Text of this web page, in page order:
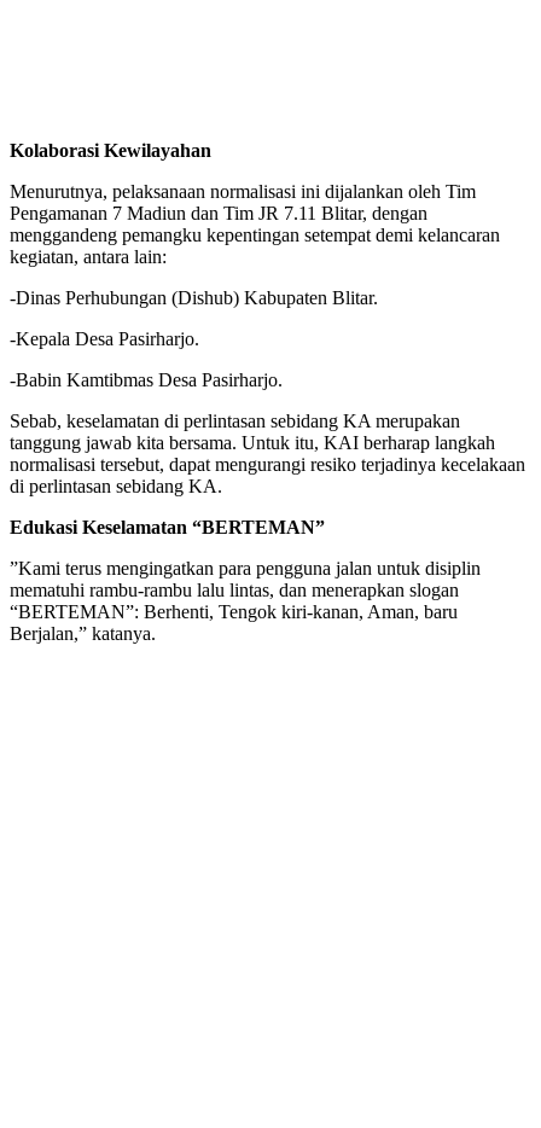
Kolaborasi Kewilayahan
‎Menurutnya, pelaksanaan normalisasi ini dijalankan oleh Tim
Pengamanan 7 Madiun dan Tim JR 7.11 Blitar, dengan
menggandeng pemangku kepentingan setempat demi kelancaran
kegiatan, antara lain:
‎-Dinas Perhubungan (Dishub) Kabupaten Blitar.
‎-Kepala Desa Pasirharjo.
‎-Babin Kamtibmas Desa Pasirharjo.
‎Sebab, keselamatan di perlintasan sebidang KA merupakan
tanggung jawab kita bersama. Untuk itu, KAI berharap langkah
normalisasi tersebut, dapat mengurangi resiko terjadinya kecelakaan
di perlintasan sebidang KA.
‎Edukasi Keselamatan “BERTEMAN”
‎‎”Kami terus mengingatkan para pengguna jalan untuk disiplin
mematuhi rambu-rambu lalu lintas, dan menerapkan slogan
“BERTEMAN”: Berhenti, Tengok kiri-kanan, Aman, baru
Berjalan,” katanya.